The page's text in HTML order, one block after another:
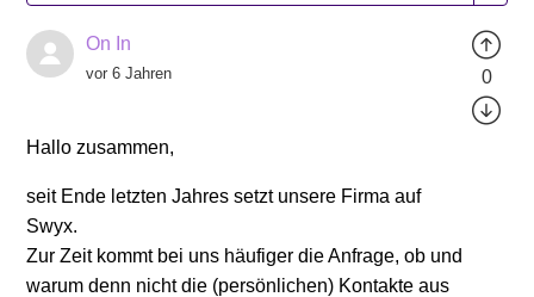
On In
vor 6 Jahren
Hallo zusammen,
seit Ende letzten Jahres setzt unsere Firma auf
Swyx.
Zur Zeit kommt bei uns häufiger die Anfrage, ob und
warum denn nicht die (persönlichen) Kontakte aus
0